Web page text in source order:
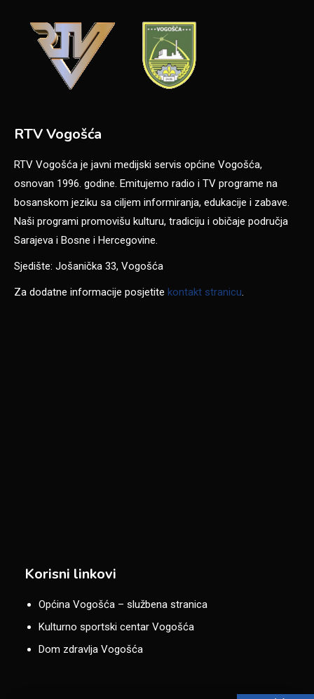
RTV Vogošća
RTV Vogošća je javni medijski servis općine Vogošća,
osnovan 1996. godine. Emitujemo radio i TV programe na
bosanskom jeziku sa ciljem informiranja, edukacije i zabave.
Naši programi promovišu kulturu, tradiciju i običaje područja
Sarajeva i Bosne i Hercegovine.
Sjedište: Jošanička 33, Vogošća
Za dodatne informacije posjetite kontakt stranicu.
Korisni linkovi
Općina Vogošća – službena stranica
Kulturno sportski centar Vogošća
Dom zdravlja Vogošća